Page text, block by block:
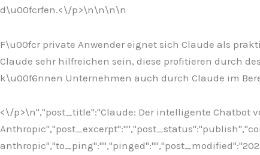
d\u00fcrfen.<\/p>\n\n\n\n
F\u00fcr private Anwender eignet sich Claude als
Claude sehr hilfreichen sein, diese profitieren durch
k\u00f6nnen Unternehmen auch durch Claude im
<\/p>\n","post_title":"Claude: Der intelligente Chatbot